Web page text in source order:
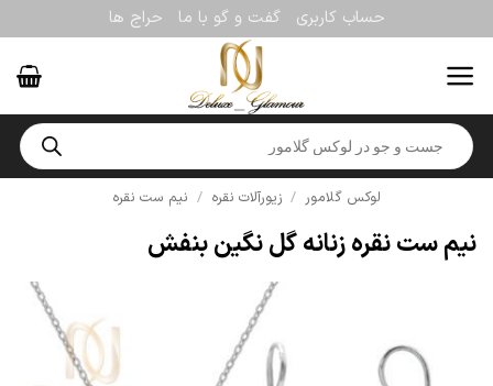
to
content
حساب کاربری گفت و گو با ما حراج ها
Products
search
لوکس گلامور / زیورآلات نقره / نیم ست نقره
نیم ست نقره زنانه گل نگین بنفش